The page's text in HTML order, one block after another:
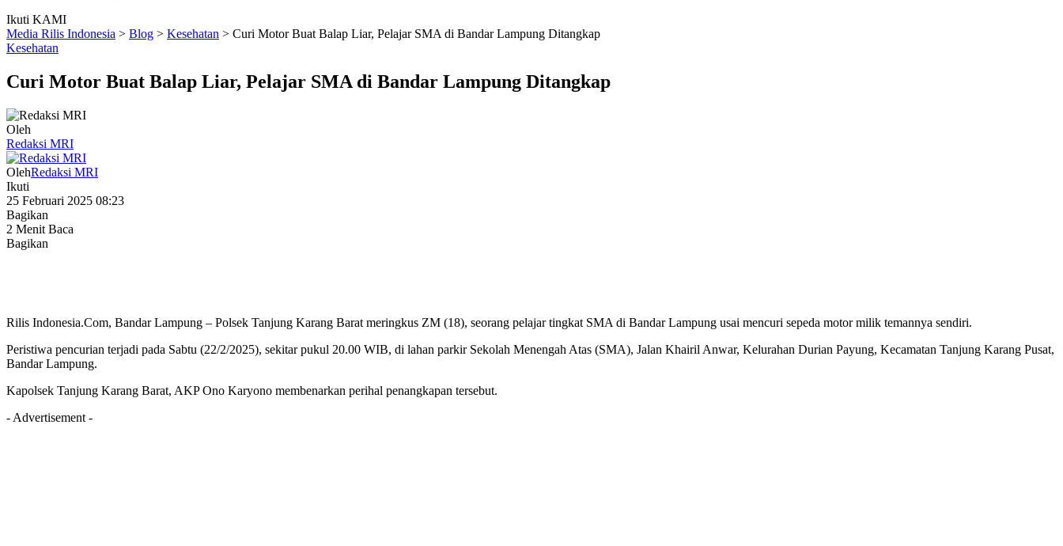
Ikuti KAMI
Media Rilis Indonesia > Blog > Kesehatan > Curi Motor Buat Balap Liar, Pelajar SMA di Bandar Lampung Ditangkap
Kesehatan
Curi Motor Buat Balap Liar, Pelajar SMA di Bandar Lampung Ditangkap
Oleh
Redaksi MRI
OlehRedaksi MRI
Ikuti
25 Februari 2025 08:23
Bagikan
2 Menit Baca
Bagikan
Rilis Indonesia.Com, Bandar Lampung – Polsek Tanjung Karang Barat meringkus ZM (18), seorang pelajar tingkat SMA di Bandar Lampung usai mencuri sepeda motor milik temannya sendiri.
Peristiwa pencurian terjadi pada Sabtu (22/2/2025), sekitar pukul 20.00 WIB, di lahan parkir Sekolah Menengah Atas (SMA), Jalan Khairil Anwar, Kelurahan Durian Payung, Kecamatan Tanjung Karang Pusat,
Bandar Lampung.
Kapolsek Tanjung Karang Barat, AKP Ono Karyono membenarkan perihal penangkapan tersebut.
- Advertisement -